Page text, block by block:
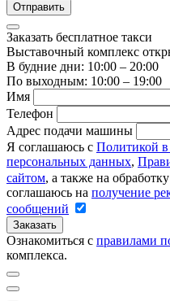
Отправить
Заказать бесплатное такси
Выставочный комплекс
В будние дни: 10:00 – 20:00
По выходным: 10:00 – 19:00
Имя
Телефон
Адрес подачи машины
Я соглашаюсь с Политикой
персональных данных,
сайтом, а также на
соглашаюсь на получение
сообщений
Заказать
Ознакомиться с правилами
комплекса.